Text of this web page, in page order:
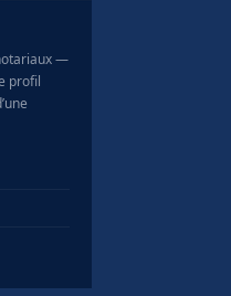
—
profil